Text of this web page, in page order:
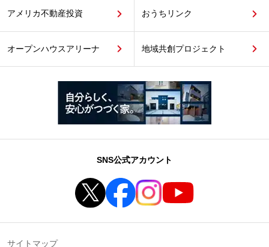
アメリカ不動産投資 おうちリンク
オープンハウスアリーナ 地域共創プロジェクト
SNS公式アカウント
サイトマップ